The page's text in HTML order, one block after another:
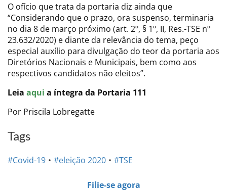
O ofício que trata da portaria diz ainda que
“Considerando que o prazo, ora suspenso, terminaria
no dia 8 de março próximo (art. 2º, § 1º, II, Res.-TSE nº
23.632/2020) e diante da relevância do tema, peço
especial auxílio para divulgação do teor da portaria aos
Diretórios Nacionais e Municipais, bem como aos
respectivos candidatos não eleitos”.
Leia aqui a íntegra da Portaria 111
Por Priscila Lobregatte
Tags
#Covid-19 #eleição 2020 #TSE
Filie-se agora